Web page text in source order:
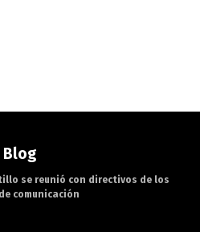
Blog
se reunió con directivos de los
comunicación